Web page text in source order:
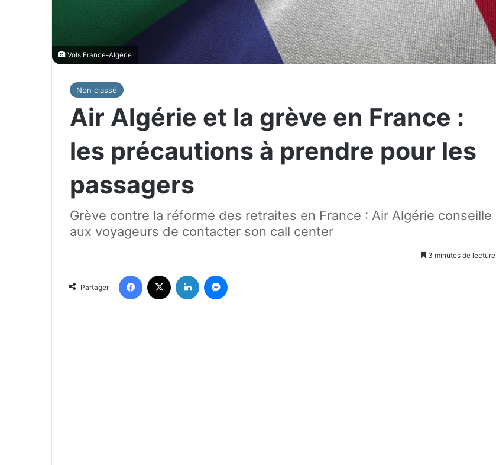
Vols France-Algérie
Non classé
Air Algérie et la grève en France :
les précautions à prendre pour les
passagers
Grève contre la réforme des retraites en France : Air Algérie conseille
aux voyageurs de contacter son call center
3 minutes de lecture
Partager